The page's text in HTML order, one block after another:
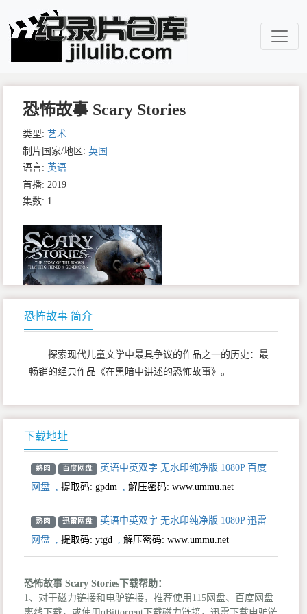
恐怖故事 Scary Stories
类型: 艺术
制片国家/地区: 英国
语言: 英语
首播: 2019
集数: 1
恐怖故事 简介
探索现代儿童文学中最具争议的作品之一的历史：最
畅销的经典作品《在黑暗中讲述的恐怖故事》。
下载地址
熟肉 百度网盘
英语中英双字 无水印纯净版 1080P 百度
网盘 , 提取码: gpdm , 解压密码: www.ummu.net
熟肉 迅雷网盘
英语中英双字 无水印纯净版 1080P 迅雷
网盘 , 提取码: ytgd , 解压密码: www.ummu.net
恐怖故事 Scary Stories下载帮助：
1、对于磁力链接和电驴链接，推荐使用115网盘、百度网盘